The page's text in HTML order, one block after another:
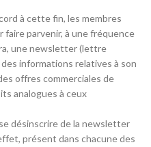
à cette fin, les membres
faire parvenir, à une fréquence
une newsletter (lettre
informations relatives à son
offres commerciales de
analogues à ceux
désinscrire de la newsletter
présent dans chacune des